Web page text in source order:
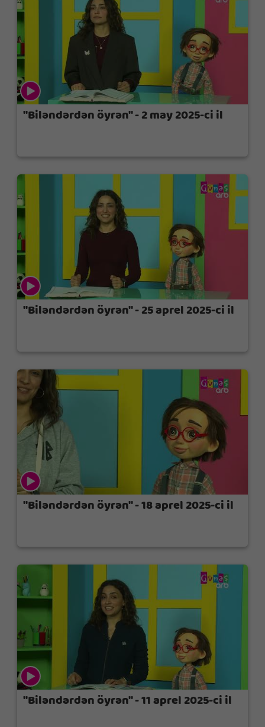
"Biləndərdən öyrən" - 2 may 2025-ci il
"Biləndərdən öyrən" - 25 aprel 2025-ci il
"Biləndərdən öyrən" - 18 aprel 2025-ci il
"Biləndərdən öyrən" - 11 aprel 2025-ci il